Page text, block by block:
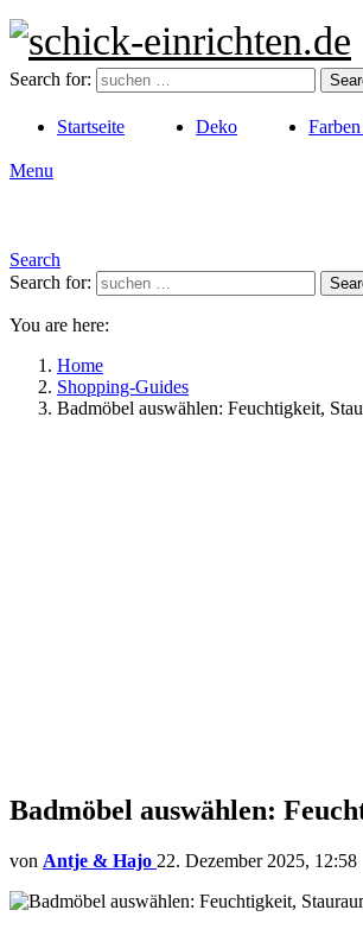
Search for:
Startseite Deko
Menu
Search
Search for:
You are here:
Home
Shopping-Guides
Badmöbel auswählen: Feuchtigkeit,
Badmöbel auswählen:
von Antje & Hajo 22. Dezember 2025, 12:58